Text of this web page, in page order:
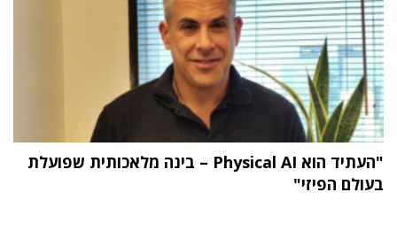
"העתיד הוא Physical AI – בינה מלאכותית שפועלת
בעולם הפיזי"